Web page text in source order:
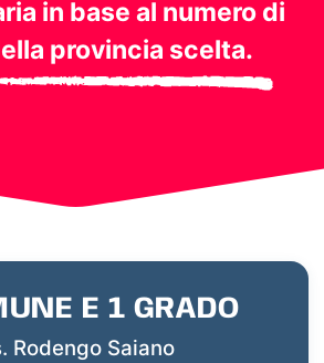
in base al numero di
provincia scelta.
E 1 GRADO
Rodengo Saiano